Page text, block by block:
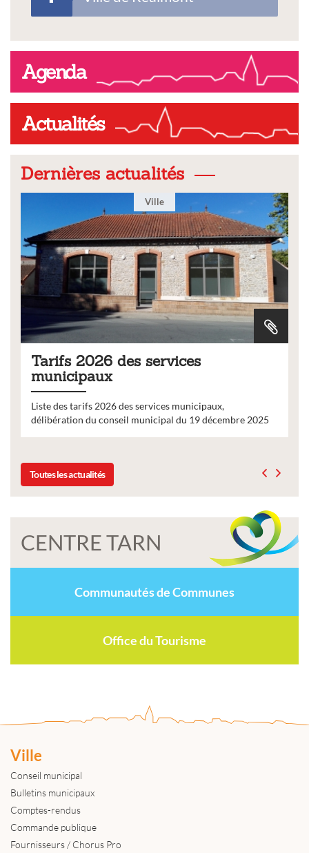
Agenda
Actualités
Dernières actualités
Ville
Tarifs 2026 des services
municipaux
Liste des tarifs 2026 des services municipaux,
délibération du conseil municipal du 19 décembre 2025
Toutes les actualités
CENTRE TARN
Communautés de Communes
Office du Tourisme
Ville
Conseil municipal
Bulletins municipaux
Comptes-rendus
Commande publique
Fournisseurs / Chorus Pro